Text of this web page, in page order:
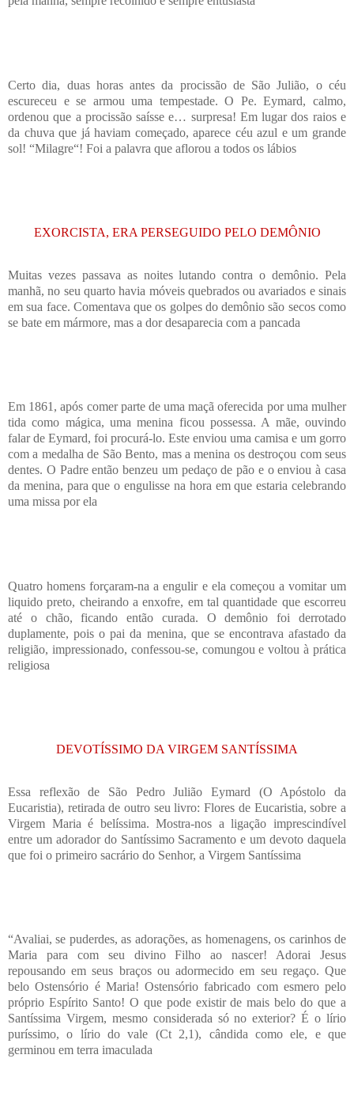
Certo dia, duas horas antes da procissão de São Julião, o céu
escureceu e se armou uma tempestade. O Pe. Eymard, calmo,
ordenou que a procissão saísse e… surpresa! Em lugar dos raios e
da chuva que já haviam começado, aparece céu azul e um grande
sol! “Milagre“! Foi a palavra que aflorou a todos os lábios
EXORCISTA, ERA PERSEGUIDO PELO DEMÔNIO
Muitas vezes passava as noites lutando contra o demônio. Pela
manhã, no seu quarto havia móveis quebrados ou avariados e sinais
em sua face. Comentava que os golpes do demônio são secos como
se bate em mármore, mas a dor desaparecia com a pancada
Em 1861, após comer parte de uma maçã oferecida por uma mulher
tida como mágica, uma menina ficou possessa. A mãe, ouvindo
falar de Eymard, foi procurá-lo. Este enviou uma camisa e um gorro
com a medalha de São Bento, mas a menina os destroçou com seus
dentes. O Padre então benzeu um pedaço de pão e o enviou à casa
da menina, para que o engulisse na hora em que estaria celebrando
uma missa por ela
Quatro homens forçaram-na a engulir e ela começou a vomitar um
liquido preto, cheirando a enxofre, em tal quantidade que escorreu
até o chão, ficando então curada. O demônio foi derrotado
duplamente, pois o pai da menina, que se encontrava afastado da
religião, impressionado, confessou-se, comungou e voltou à prática
religiosa
DEVOTÍSSIMO DA VIRGEM SANTÍSSIMA
Essa reflexão de São Pedro Julião Eymard (O Apóstolo da
Eucaristia), retirada de outro seu livro: Flores de Eucaristia, sobre a
Virgem Maria é belíssima. Mostra-nos a ligação imprescindível
entre um adorador do Santíssimo Sacramento e um devoto daquela
que foi o primeiro sacrário do Senhor, a Virgem Santíssima
“Avaliai, se puderdes, as adorações, as homenagens, os carinhos de
Maria para com seu divino Filho ao nascer! Adorai Jesus
repousando em seus braços ou adormecido em seu regaço. Que
belo Ostensório é Maria! Ostensório fabricado com esmero pelo
próprio Espírito Santo! O que pode existir de mais belo do que a
Santíssima Virgem, mesmo considerada só no exterior? É o lírio
puríssimo, o lírio do vale (Ct 2,1), cândida como ele, e que
germinou em terra imaculada